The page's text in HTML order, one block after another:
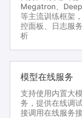
Megatron、
等主流训练框架
控面板、日志服
析
模型在线服务
支持使用内置大
务，提供在线调
接调用在线服务